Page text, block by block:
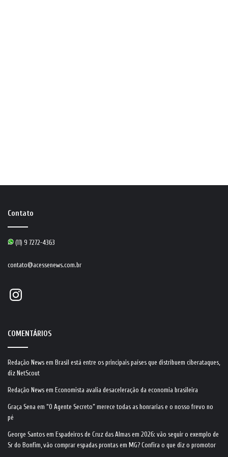
Contato
(11) 9 7272-4363
contato@acessenews.com.br
Instagram
COMENTÁRIOS
Redação News em Brasil está entre os principais países que distribuem ciberataques,
diz NetScout
Redação News em Economista avalia desaceleração da economia brasileira
Graça Sena em “O Agente Secreto” merece todas as honrarias e o nosso frevo no
pé
George Santos em Espadeiros de Cruz das Almas em 2026: vão seguir o exemplo de
Sr do Bonfim, vão comprar espadas prontas em MG? Confira o que diz o promotor